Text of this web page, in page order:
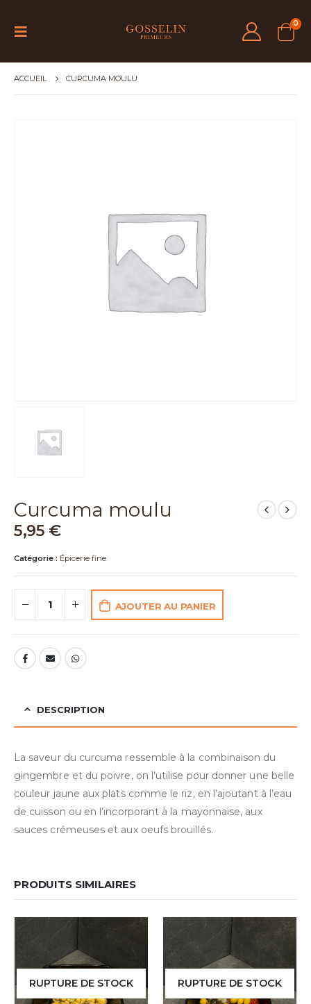
0
ACCUEIL CURCUMA MOULU
Curcuma moulu
5,95 €
Catégorie : Épicerie fine
AJOUTER AU PANIER
DESCRIPTION
La saveur du curcuma ressemble à la combinaison du
gingembre et du poivre, on l’utilise pour donner une belle
couleur jaune aux plats comme le riz, en l’ajoutant à l’eau
de cuisson ou en l’incorporant à la mayonnaise, aux
sauces crémeuses et aux oeufs brouillés.
PRODUITS SIMILAIRES
RUPTURE DE STOCK RUPTURE DE STOCK